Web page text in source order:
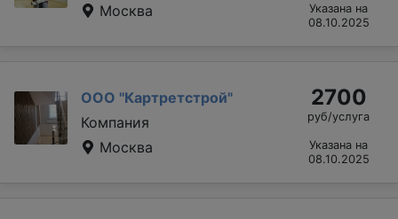
Москва
Указана на
08.10.2025
ООО "Картретстрой"
Компания
Москва
2700
руб/услуга
Указана на
08.10.2025